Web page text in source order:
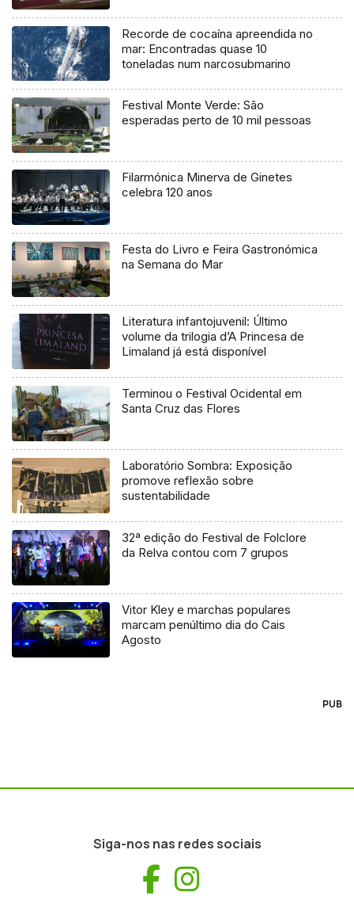
Recorde de cocaína apreendida no
mar: Encontradas quase 10
toneladas num narcosubmarino
Festival Monte Verde: São
esperadas perto de 10 mil pessoas
Filarmónica Minerva de Ginetes
celebra 120 anos
Festa do Livro e Feira Gastronómica
na Semana do Mar
Literatura infantojuvenil: Último
volume da trilogia d’A Princesa de
Limaland já está disponível
Terminou o Festival Ocidental em
Santa Cruz das Flores
Laboratório Sombra: Exposição
promove reflexão sobre
sustentabilidade
32ª edição do Festival de Folclore
da Relva contou com 7 grupos
Vitor Kley e marchas populares
marcam penúltimo dia do Cais
Agosto
PUB
Siga-nos nas redes sociais
Facebook